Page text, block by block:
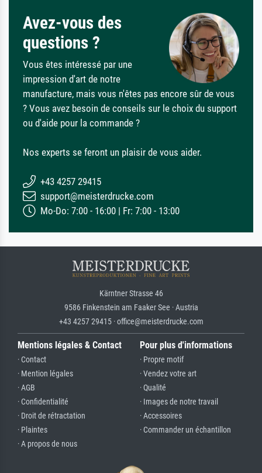
Avez-vous des
questions ?
Vous êtes intéressé par une
impression d'art de notre
manufacture, mais vous n'êtes pas encore sûr de vous
? Vous avez besoin de conseils sur le choix du support
ou d'aide pour la commande ?
Nos experts se feront un plaisir de vous aider.
+43 4257 29415
support@meisterdrucke.com
Mo-Do: 7:00 - 16:00 | Fr: 7:00 - 13:00
Kärntner Strasse 46
9586 Finkenstein am Faaker See · Austria
+43 4257 29415 · office@meisterdrucke.com
Mentions légales & Contact
· Contact
· Mention légales
· AGB
· Confidentialité
· Droit de rétractation
· Plaintes
· A propos de nous
Pour plus d'informations
· Propre motif
· Vendez votre art
· Qualité
· Images de notre travail
· Accessoires
· Commander un échantillon